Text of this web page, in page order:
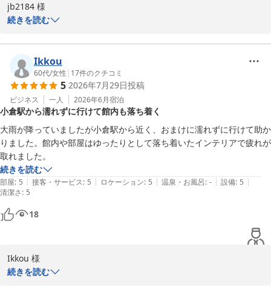
jb2184 様
ざいました。
お部屋の設備や眺望に対する温かいお褒めのお言葉と共に、全項目
満点の過分なるご評価まで頂戴し大変光栄に存じております。
今後共ご満足いただけますよう努めて参りますので、jb2184様のま
たのご利用を心よりお待ち申し上げております。
リーガロイヤルホテル小倉　お客様サービス担当支配人
リーガロイヤルホテル小倉
2026-07-31
続きを読む
Ikkou
60代/女性 | 17件のクチコミ
5 2026年7月29日投稿
ビジネス 一人 2026年6月宿泊
小倉駅から濡れずに行けて館内も落ち着く
大雨が降っていましたが小倉駅から近く、おまけに濡れずに行けて助か
りました。館内や部屋はゆったりとして落ち着いたインテリアで疲れが
取れました。
続きを読む
部屋: 5 | 接客・サービス: 5 | ロケーション: 5 | 温泉・お風呂: - | 設備: 5 |
清潔さ: 5
18
Ikkou 様
続きを読む